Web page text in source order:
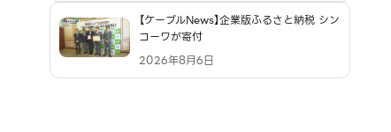
【ケーブルNews】企業版ふるさと納税 シン
コーワが寄付
2026年8月6日